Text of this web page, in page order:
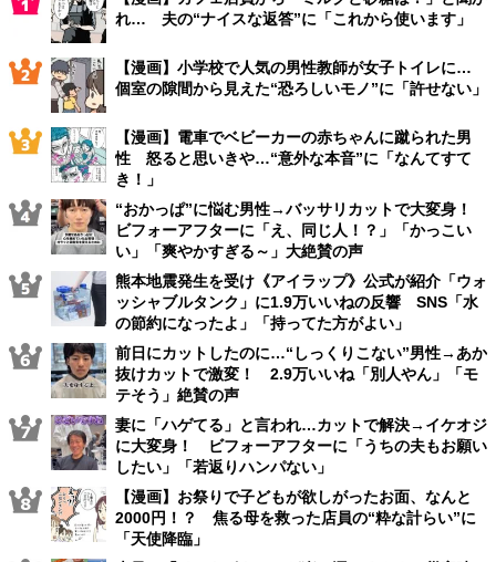
れ… 夫の“ナイスな返答”に「これから使います」
【漫画】小学校で人気の男性教師が女子トイレに…
個室の隙間から見えた“恐ろしいモノ”に「許せない」
【漫画】電車でベビーカーの赤ちゃんに蹴られた男
性 怒ると思いきや…“意外な本音”に「なんてすて
き！」
“おかっぱ”に悩む男性→バッサリカットで大変身！
ビフォーアフターに「え、同じ人！？」「かっこい
い」「爽やかすぎる～」大絶賛の声
熊本地震発生を受け《アイラップ》公式が紹介「ウォ
ッシャブルタンク」に1.9万いいねの反響 SNS「水
の節約になったよ」「持ってた方がよい」
前日にカットしたのに…“しっくりこない”男性→あか
抜けカットで激変！ 2.9万いいね「別人やん」「モ
テそう」絶賛の声
妻に「ハゲてる」と言われ…カットで解決→イケオジ
に大変身！ ビフォーアフターに「うちの夫もお願い
したい」「若返りハンパない」
【漫画】お祭りで子どもが欲しがったお面、なんと
2000円！？ 焦る母を救った店員の“粋な計らい”に
「天使降臨」